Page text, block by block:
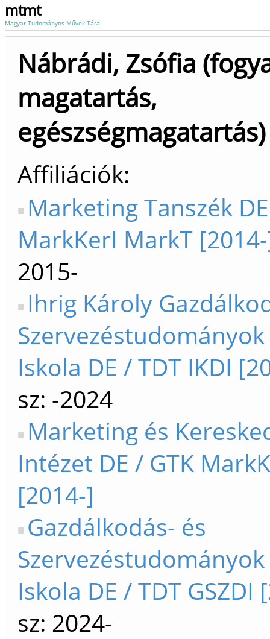
mtmt
Magyar Tudományos Művek Tára
Nábrádi, Zsófia
magatartás,
egészségmagatartás)
Affiliációk
Marketing Tanszék
MarkKerI MarkT
2015-
Ihrig Károly
Iskola DE / TDT IKDI
sz: -2024
Marketing és
Intézet DE / GTK
[2014-]
Gazdálkodás- és
Iskola DE / TDT GSZDI
sz: 2024-